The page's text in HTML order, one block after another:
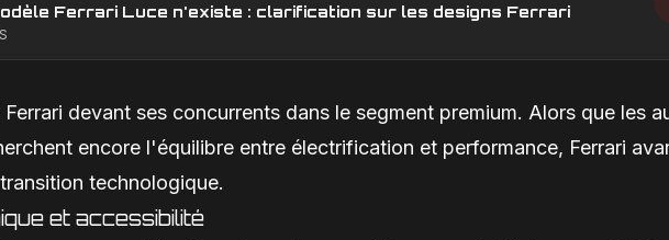
Ferrari Luce n'existe : clarification sur les designs Ferrari
devant ses concurrents dans le segment premium. Alors que les
encore l'équilibre entre électrification et performance, Ferrari
technologique.
et accessibilité